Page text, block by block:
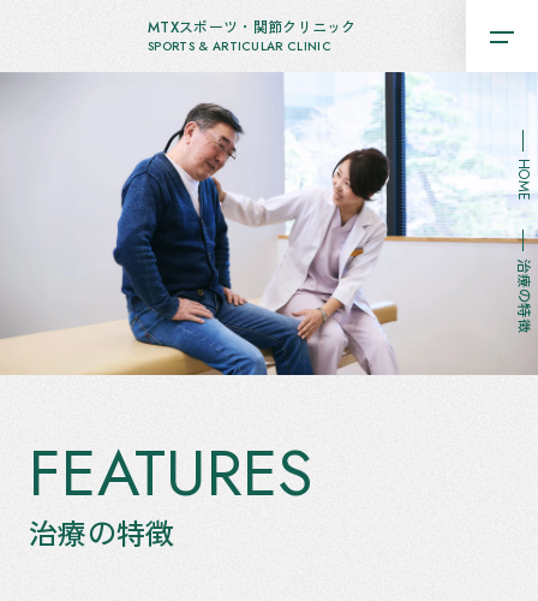
MTXスポーツ・関節クリニック
SPORTS & ARTICULAR CLINIC
HOME
治療の特徴
FEATURES
治療の特徴